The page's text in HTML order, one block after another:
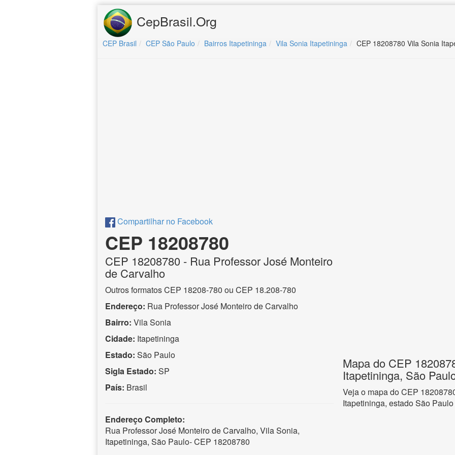
CepBrasil.Org
CEP Brasil CEP São Paulo Bairros Itapetininga Vila Sonia Itapetininga CEP 18208780 Vila Sonia
Compartilhar no Facebook
CEP 18208780
CEP 18208780 - Rua Professor José Monteiro
de Carvalho
Outros formatos CEP 18208-780 ou CEP 18.208-780
Endereço: Rua Professor José Monteiro de Carvalho
Bairro: Vila Sonia
Cidade: Itapetininga
Estado: São Paulo
Sigla Estado: SP
País: Brasil
Endereço Completo:
Rua Professor José Monteiro de Carvalho, Vila Sonia,
Itapetininga, São Paulo- CEP 18208780
Mapa do CEP
Itapetininga, São
Veja o mapa do CEP
Itapetininga, estado São